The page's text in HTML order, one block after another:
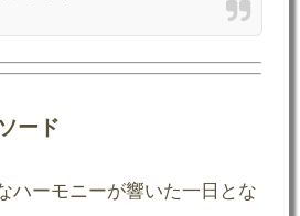
ード
ハーモニーが響いた一日とな